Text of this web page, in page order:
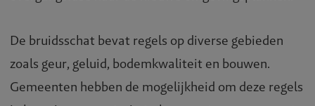
De bruidsschat bevat regels op diverse gebieden
zoals geur, geluid, bodemkwaliteit en bouwen.
Gemeenten hebben de mogelijkheid om deze regels